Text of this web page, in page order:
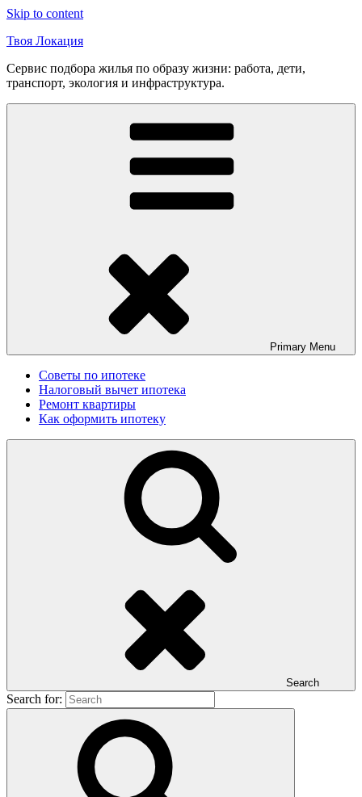
Skip to content
Твоя Локация
Сервис подбора жилья по образу жизни: работа, дети,
транспорт, экология и инфраструктура.
Primary Menu
Советы по ипотеке
Налоговый вычет ипотека
Ремонт квартиры
Как оформить ипотеку
Search
Search for: